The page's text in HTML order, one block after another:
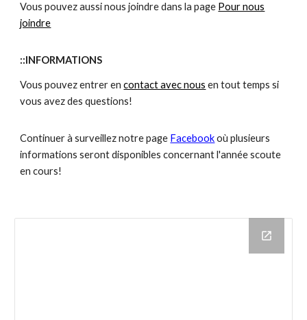
Vous pouvez aussi nous joindre dans la page Pour nous
joindre
::INFORMATIONS
Vous pouvezentrer encontact avec nous en touttempssi
vous avez des questions!
Continuer à surveillez notre page Facebookoù plusieurs
informations seront disponibles concernant l'annéescoute
en cours!